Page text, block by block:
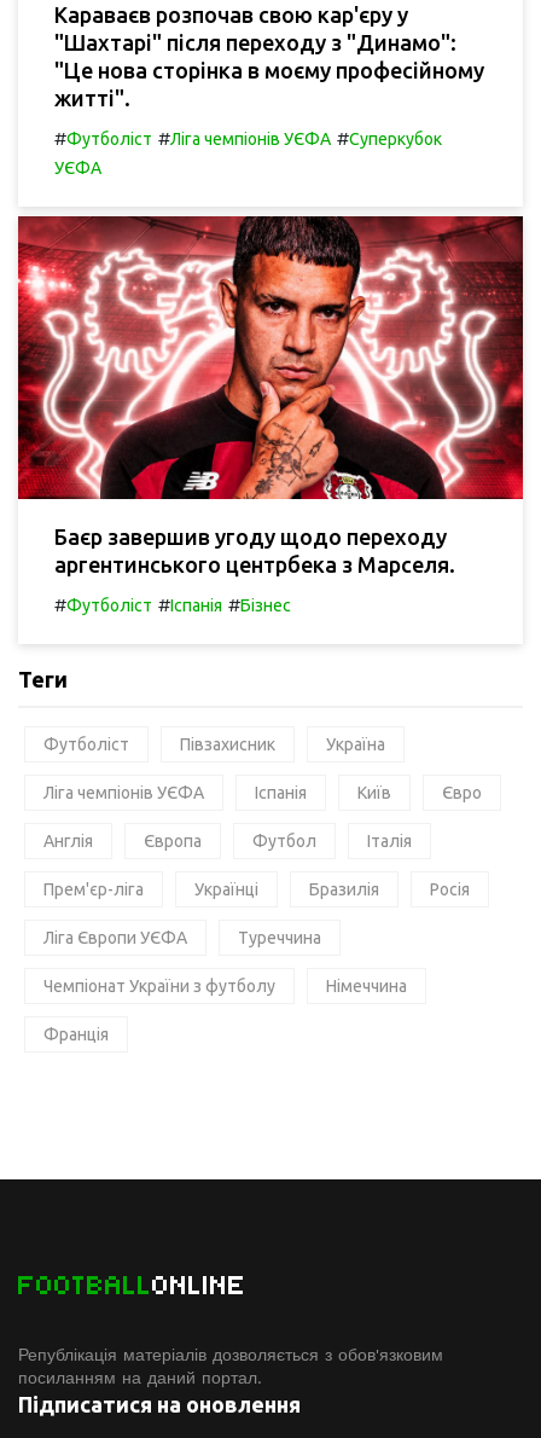
Караваєв розпочав свою кар'єру у
"Шахтарі" після переходу з "Динамо":
"Це нова сторінка в моєму професійному
житті".
#Футболіст #Ліга чемпіонів УЄФА #Суперкубок
УЄФА
Баєр завершив угоду щодо переходу
аргентинського центрбека з Марселя.
#Футболіст #Іспанія #Бізнес
Теги
Футболіст Півзахисник Україна
Ліга чемпіонів УЄФА Іспанія Київ Євро
Англія Європа Футбол Італія
Прем'єр-ліга Українці Бразилія Росія
Ліга Європи УЄФА Туреччина
Чемпіонат України з футболу Німеччина
Франція
FOOTBALLONLINE
Републікація матеріалів дозволяється з обов'язковим
посиланням на даний портал.
Підписатися на оновлення